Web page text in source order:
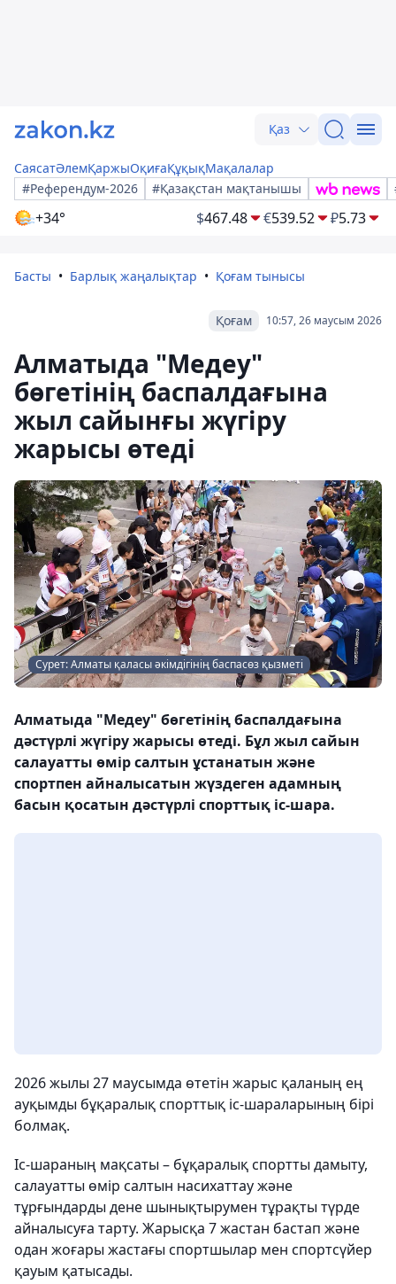
Қаз
СаясатӘлемҚаржыОқиғаҚұқықМақалалар
#Референдум-2026
#Қазақстан мақтанышы
+34° $467.48 €539.52 ₽5.73
Басты Барлық жаңалықтар Қоғам тынысы
10:57, 26 маусым 2026
Қоғам
Алматыда "Медеу"
бөгетінің баспалдағына
жыл сайынғы жүгіру
жарысы өтеді
Сурет: Алматы қаласы әкімдігінің баспасөз қызметі
Алматыда "Медеу" бөгетінің баспалдағына
дәстүрлі жүгіру жарысы өтеді. Бұл жыл сайын
салауатты өмір салтын ұстанатын және
спортпен айналысатын жүздеген адамның
басын қосатын дәстүрлі спорттық іс-шара.
2026 жылы 27 маусымда өтетін жарыс қаланың ең
ауқымды бұқаралық спорттық іс-шараларының бірі
болмақ.
Іс-шараның мақсаты – бұқаралық спортты дамыту,
салауатты өмір салтын насихаттау және
тұрғындарды дене шынықтырумен тұрақты түрде
айналысуға тарту. Жарысқа 7 жастан бастап және
одан жоғары жастағы спортшылар мен спортсүйер
қауым қатысады.